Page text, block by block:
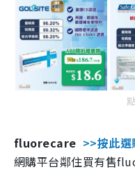
fluorecare >>按此選
網購平台鄰住買有售